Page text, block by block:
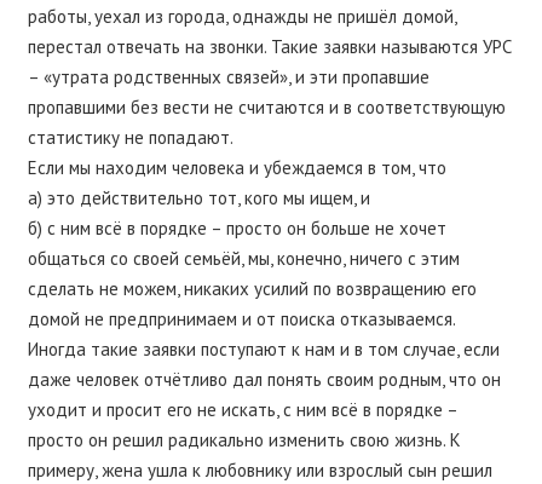
работы, уехал из города, однажды не пришёл домой,
перестал отвечать на звонки. Такие заявки называются УРС
– «утрата родственных связей», и эти пропавшие
пропавшими без вести не считаются и в соответствующую
статистику не попадают.
Если мы находим человека и убеждаемся в том, что
а) это действительно тот, кого мы ищем, и
б) с ним всё в порядке – просто он больше не хочет
общаться со своей семьёй, мы, конечно, ничего с этим
сделать не можем, никаких усилий по возвращению его
домой не предпринимаем и от поиска отказываемся.
Иногда такие заявки поступают к нам и в том случае, если
даже человек отчётливо дал понять своим родным, что он
уходит и просит его не искать, с ним всё в порядке –
просто он решил радикально изменить свою жизнь. К
примеру, жена ушла к любовнику или взрослый сын решил